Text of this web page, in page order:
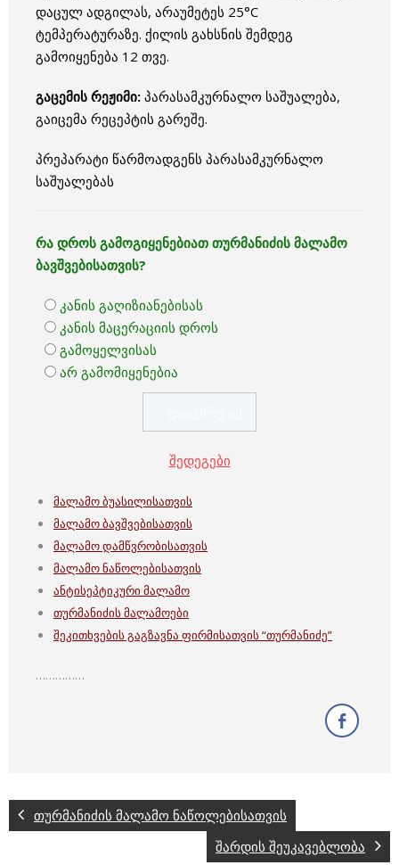
დაცულ ადგილას, არაუმეტეს 25°C
ტემპერატურაზე. ქილის გახსნის შემდეგ
გამოიყენება 12 თვე.
გაცემის რეჟიმი: პარასამკურნალო საშუალება,
გაიცემა რეცეპტის გარეშე.
პრეპარატი წარმოადგენს პარასამკურნალო
საშუალებას
რა დროს გამოგიყენებიათ თურმანიძის მალამო
ბავშვებისათვის?
კანის გაღიზიანებისას
კანის მაცერაციის დროს
გამოყელვისას
არ გამომიყენებია
შედეგები
მალამო ბუასილისათვის
მალამო ბავშვებისათვის
მალამო დამწვრობისათვის
მალამო ნაწოლებისათვის
ანტისეპტიკური მალამო
თურმანიძის მალამოები
შეკითხვების გაგზავნა ფირმისათვის “თურმანიძე”
……………
თურმანიძის მალამო ნაწოლებისათვის
შარდის შეუკავებლობა